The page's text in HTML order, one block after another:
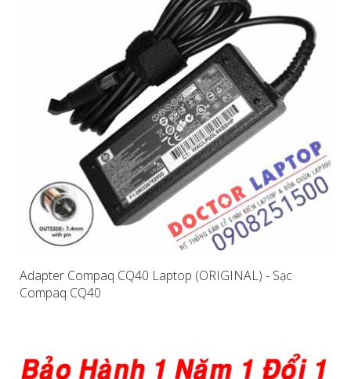
Adapter Compaq CQ40 Laptop (ORIGINAL) - Sạc
Compaq CQ40